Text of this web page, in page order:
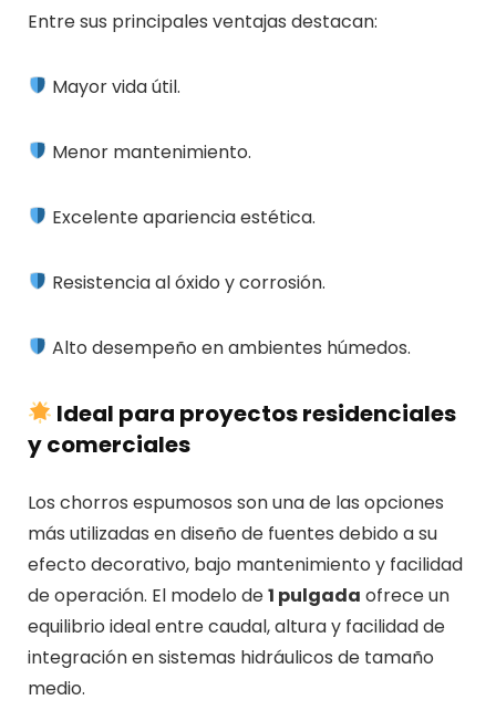
Entre sus principales ventajas destacan:
Mayor vida útil.
Menor mantenimiento.
Excelente apariencia estética.
Resistencia al óxido y corrosión.
Alto desempeño en ambientes húmedos.
Ideal para proyectos residenciales
y comerciales
Los chorros espumosos son una de las opciones
más utilizadas en diseño de fuentes debido a su
efecto decorativo, bajo mantenimiento y facilidad
de operación. El modelo de1 pulgada ofrece un
equilibrio ideal entre caudal, altura y facilidad de
integración en sistemas hidráulicos de tamaño
medio.